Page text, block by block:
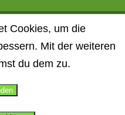
Aus der Region. Für
-Kosmetik günstig online
Cookies, um die
Mit der weiteren
du dem zu.